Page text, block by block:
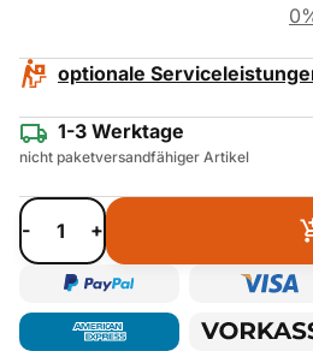
optionale
1-3 Werktage
nicht paketversandfähiger Artikel
- +